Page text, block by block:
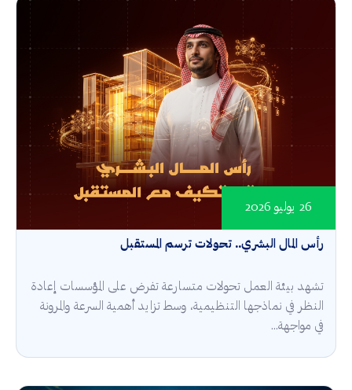
رأس المال البشري.. تحولات ترسم المستقبل
26 يوليو 2026
تشهد بيئة العمل تحولات متسارعة تفرض على المؤسسات إعادة
النظر في نماذجها التنظيمية، وسط تزايد أهمية السرعة والمرونة
في مواجهة...